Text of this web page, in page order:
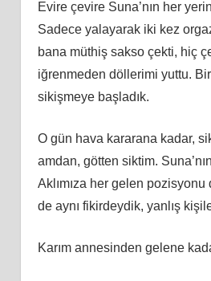
Evire çevire Suna’nın her
Sadece yalayarak iki kez
bana müthiş sakso çekti, hiç
iğrenmeden döllerimi yuttu.
sikişmeye başladık.
O gün hava kararana kadar,
amdan, götten siktim.
Aklımıza her gelen
de aynı fikirdeydik, yanlış
Karım annesinden gelene